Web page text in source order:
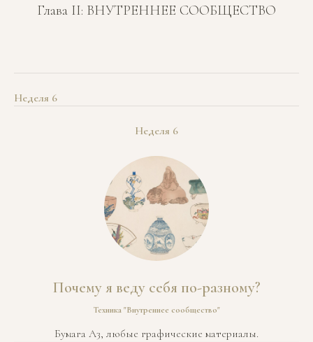
Глава II: ВНУТРЕННЕЕ СООБЩЕСТВО
Неделя 6
Неделя 6
Почему я веду себя по-разному?
Техника "Внутреннее сообщество"
Бумага А3, любые графические материалы.